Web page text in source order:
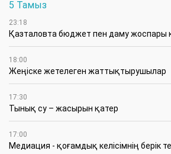
5 Тамыз
23:18
Қазталовта бюджет пен даму жоспары
18:00
Жеңіске жетелеген жаттықтырушылар
17:30
Тынық су – жасырын қатер
17:00
Медиация - қоғамдық келісімнің берік